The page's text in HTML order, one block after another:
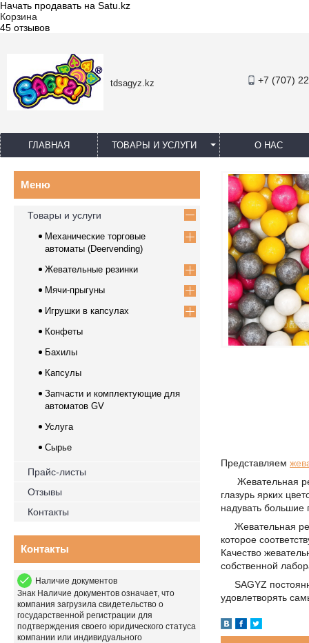
Начать продавать на Satu.kz
Корзина
45 отзывов
tdsagyz.kz +7 (707)
ГЛАВНАЯ ТОВАРЫ И УСЛУГИ О НАС
Представляем
Жевательная
глазурь ярких
надувать большие
Жевательная
которое
Качество
собственной
SAGYZ
удовлетворять
Товары и услуги
Механические торговые
автоматы (Deervending)
Жевательные резинки
Мячи-прыгуны
Игрушки в капсулах
Конфеты
Бахилы
Капсулы
Запчасти и комплектующие для
автоматов GV
Услуга
Сырье
Прайс-листы
Отзывы
Контакты
Контакты
Наличие документов
Знак Наличие документов означает, что
компания загрузила свидетельство о
государственной регистрации для
подтверждения своего юридического статуса
компании или индивидуального